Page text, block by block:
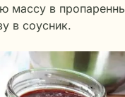
массу в
в соусник.